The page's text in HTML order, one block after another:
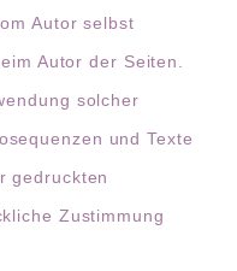
Autor selbst
Autor der Seiten.
solcher
und Texte
gedruckten
Zustimmung